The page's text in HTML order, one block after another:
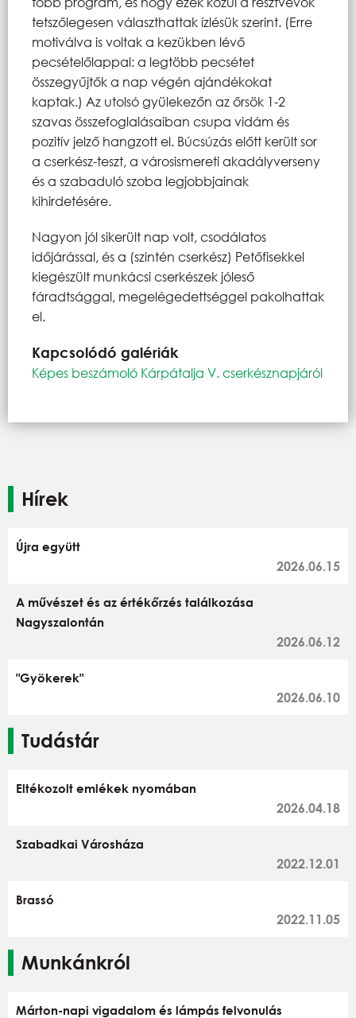
tetszőlegesen választhattak ízlésük szerint. (Erre
motiválva is voltak a kezükben lévő
pecsételőlappal: a legtöbb pecsétet
összegyűjtők a nap végén ajándékokat
kaptak.) Az utolsó gyülekezőn az őrsök 1-2
szavas összefoglalásaiban csupa vidám és
pozitív jelző hangzott el. Búcsúzás előtt került sor
a cserkész-teszt, a városismereti akadályverseny
és a szabaduló szoba legjobbjainak
kihirdetésére.
Nagyon jól sikerült nap volt, csodálatos
időjárással, és a (szintén cserkész) Petőfisekkel
kiegészült munkácsi cserkészek jóleső
fáradtsággal, megelégedettséggel pakolhattak
el.
Kapcsolódó galériák
Képes beszámoló Kárpátalja V. cserkésznapjáról
Hírek
Újra együtt
2026.06.15
A művészet és az értékőrzés találkozása
Nagyszalontán
2026.06.12
"Gyökerek"
2026.06.10
Tudástár
Eltékozolt emlékek nyomában
2026.04.18
Szabadkai Városháza
2022.12.01
Brassó
2022.11.05
Munkánkról
Márton-napi vigadalom és lámpás felvonulás